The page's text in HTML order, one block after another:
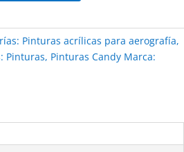
Pinturas acrílicas para aerografía,
Pinturas, Pinturas Candy Marca: